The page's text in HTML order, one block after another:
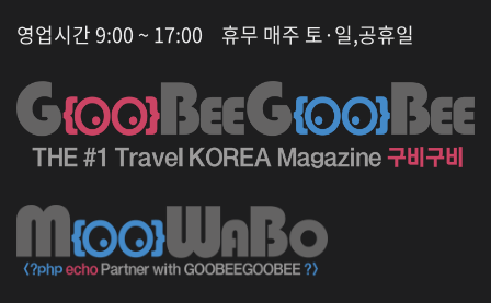
영업시간 9:00 ~ 17:00 휴무 매주 토·일,공휴일